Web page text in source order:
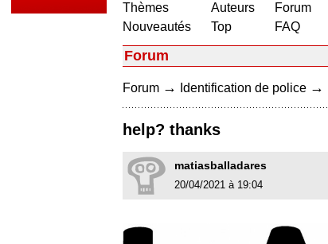
Thèmes
Nouveautés
Auteurs
Top
Forum
FAQ
Forum
Forum → Identification de police →
help? thanks
matiasballadares
20/04/2021 à 19:04